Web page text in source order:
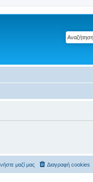
Διαγραφή cookies
μαζί μας